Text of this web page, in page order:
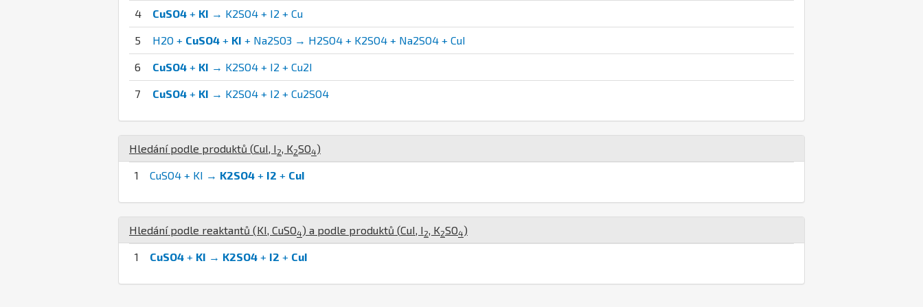
4 CuSO4 + KI → K2SO4 + I2 + Cu
5 H2O + CuSO4 + KI + Na2SO3 → H2SO4 + K2SO4 + Na2SO4 + CuI
6 CuSO4 + KI → K2SO4 + I2 + Cu2I
7 CuSO4 + KI → K2SO4 + I2 + Cu2SO4
Hledání podle produktů (CuI, I 2, K2SO4)
1 CuSO4 + KI → K2SO4 + I2 + CuI
Hledání podle reaktantů (KI, CuSO4) a podle produktů (CuI, I 2, K2SO4)
1 CuSO4 + KI → K2SO4 + I2 + CuI